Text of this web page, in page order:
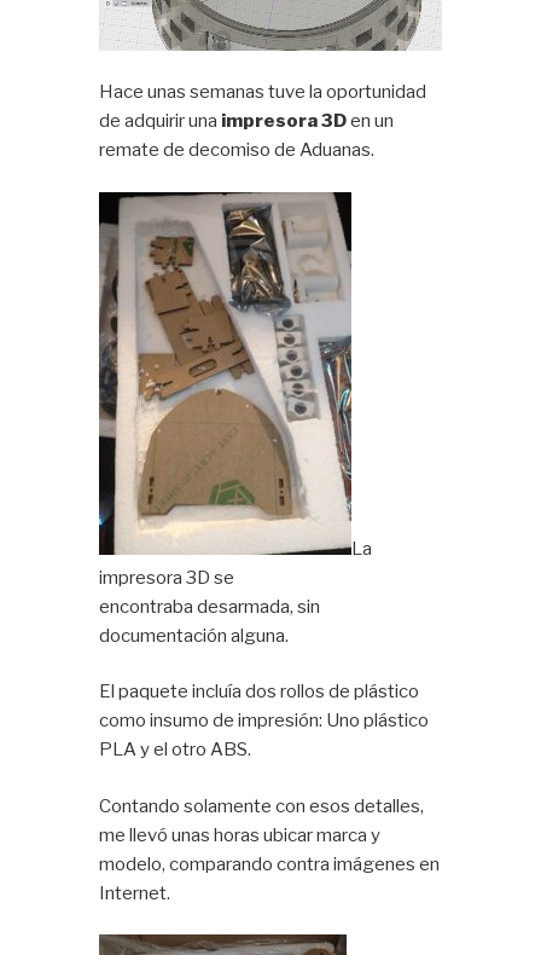
Hace unas semanas tuve la oportunidad
de adquirir una impresora 3Den un
remate de decomiso de Aduanas.
La
impresora 3D se
encontraba desarmada, sin
documentación alguna.
El paquete incluía dos rollos de plástico
como insumo de impresión: Uno plástico
PLA y el otro ABS.
Contando solamente con esos detalles,
me llevó unas horas ubicar marca y
modelo, comparando contra imágenes en
Internet.